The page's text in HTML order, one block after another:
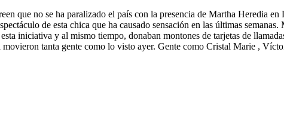
que no se ha paralizado el país con la presencia de Martha Heredia
de esta chica que ha causado sensación en las últimas
iniciativa y al mismo tiempo, donaban montones de tarjetas de
tanta gente como lo visto ayer. Gente como Cristal Marie ,